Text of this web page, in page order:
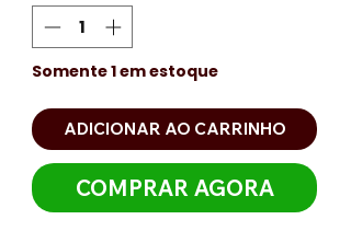
Somente 1 em estoque
ADICIONAR AO CARRINHO
COMPRAR AGORA